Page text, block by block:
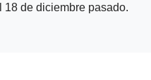
de diciembre pasado.